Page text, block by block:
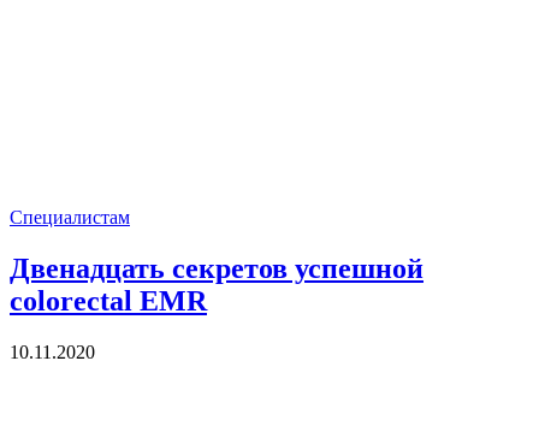
Специалистам
Двенадцать секретов успешной
colorectal EMR
10.11.2020